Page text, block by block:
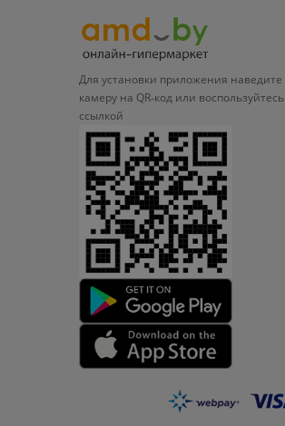
Для установки приложения наведите
камеру на QR‑код или воспользуйтесь
ссылкой